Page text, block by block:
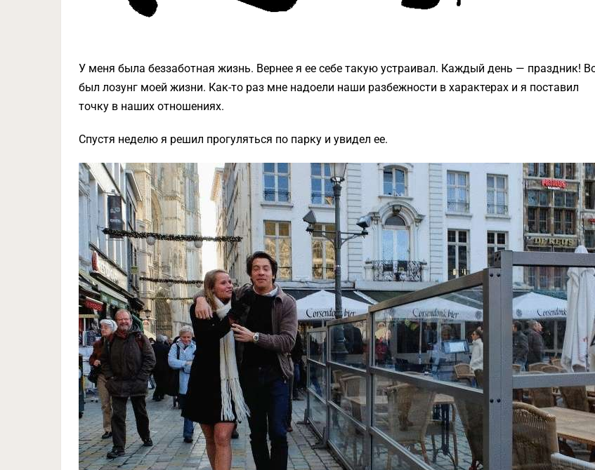
У меня была беззаботная жизнь. Вернее я ее себе такую устраивал. Каждый день — праздник!
был лозунг моей жизни. Как-то раз мне надоели наши разбежности в характерах и я поставил
точку в наших отношениях.
Спустя неделю я решил прогуляться по парку и увидел ее.